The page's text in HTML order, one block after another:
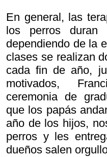
En general, las
los perros
dependiendo de la
clases se realizan
cada fin de año,
motivados,
ceremonia de
que los papás
año de los hijos,
perros y les
dueños salen